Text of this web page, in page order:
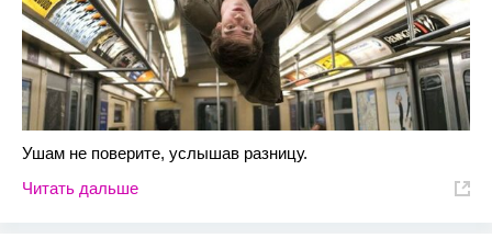
Ушам не поверите, услышав разницу.
Читать дальше